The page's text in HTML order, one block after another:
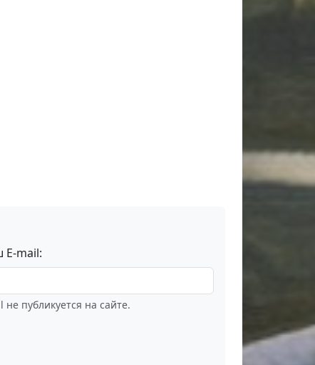
mail:
не публикуется на сайте.